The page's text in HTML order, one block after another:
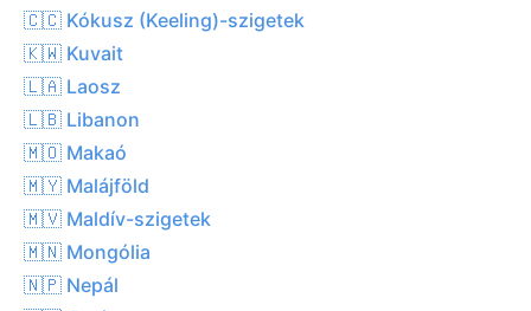
🇨🇨 Kókusz (Keeling)-szigetek
🇰🇼 Kuvait
🇱🇦 Laosz
🇱🇧 Libanon
🇲🇴 Makaó
🇲🇾 Malájföld
🇲🇻 Maldív-szigetek
🇲🇳 Mongólia
🇳🇵 Nepál